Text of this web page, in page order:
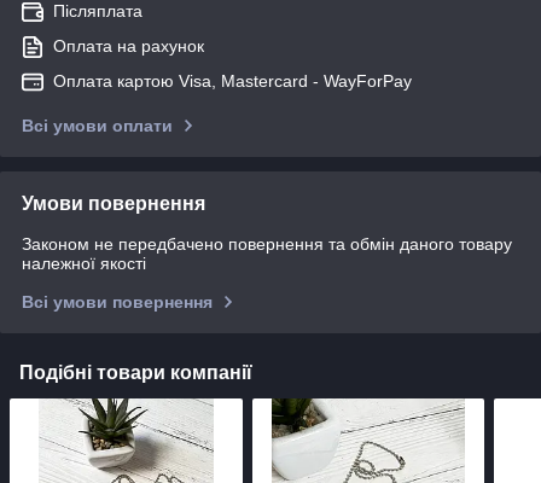
Післяплата
Оплата на рахунок
Оплата картою Visa, Mastercard - WayForPay
Всі умови оплати
Умови повернення
Законом не передбачено повернення та обмін даного товару
належної якості
Всі умови повернення
Подібні товари компанії